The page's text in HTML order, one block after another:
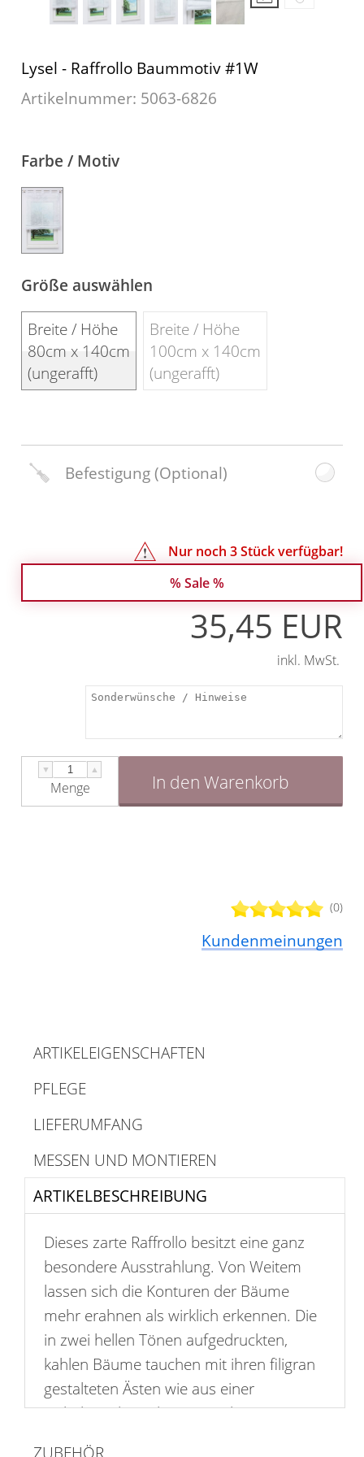
Messanleitung
Schlaufenschals
Ösenschals
Fliegengitter
Tischdecke
Gardinenstange
Stoffe
Panneaux
Lysel - Raffrollo Baummotiv #1W
Artikelnummer: 5063-6826
Farbe / Motiv
Größe auswählen
Breite / Höhe
80cm x 140cm
(ungerafft)
Breite / Höhe
100cm x 140cm
(ungerafft)
Befestigung(Optional)
(0)
Kundenmeinungen
Nur noch 3Stück verfügbar!
% Sale %
35,45 EUR
inkl. MwSt.
▼ ▲
Menge In den Warenkorb
ARTIKELBESCHREIBUNG
ARTIKELEIGENSCHAFTEN
PFLEGE
LIEFERUMFANG
MESSEN UND MONTIEREN
Dieses zarte Raffrollo besitzt eine ganz
besondere Ausstrahlung. Von Weitem
lassen sich die Konturen der Bäume
mehr erahnen als wirklich erkennen. Die
in zwei hellen Tönen aufgedruckten,
kahlen Bäume tauchen mit ihren filigran
gestalteten Ästen wie aus einer
Nebelwand vor dem Auge des
ZUBEHÖR